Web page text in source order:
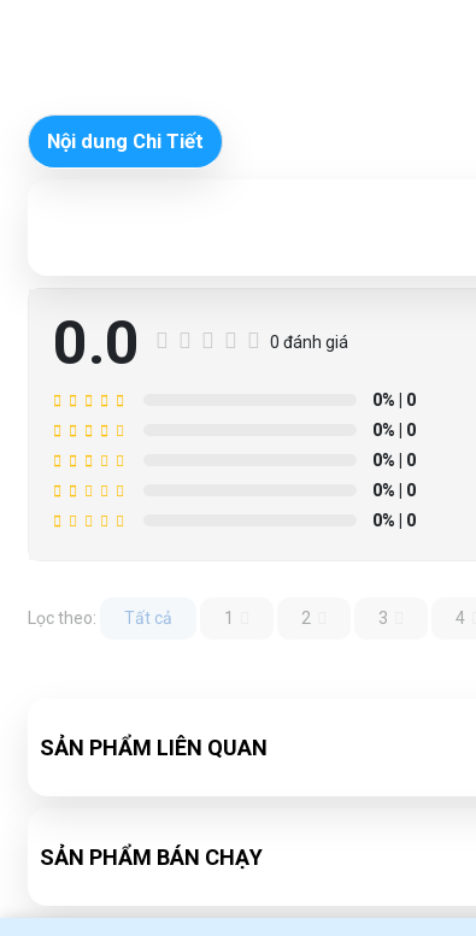
Nội dung Chi Tiết
0.0 0 đánh giá
0% | 0
0% | 0
0% | 0
0% | 0
0% | 0
Lọc theo: Tất cả 1 2 3 4
SẢN PHẨM LIÊN QUAN
SẢN PHẨM BÁN CHẠY